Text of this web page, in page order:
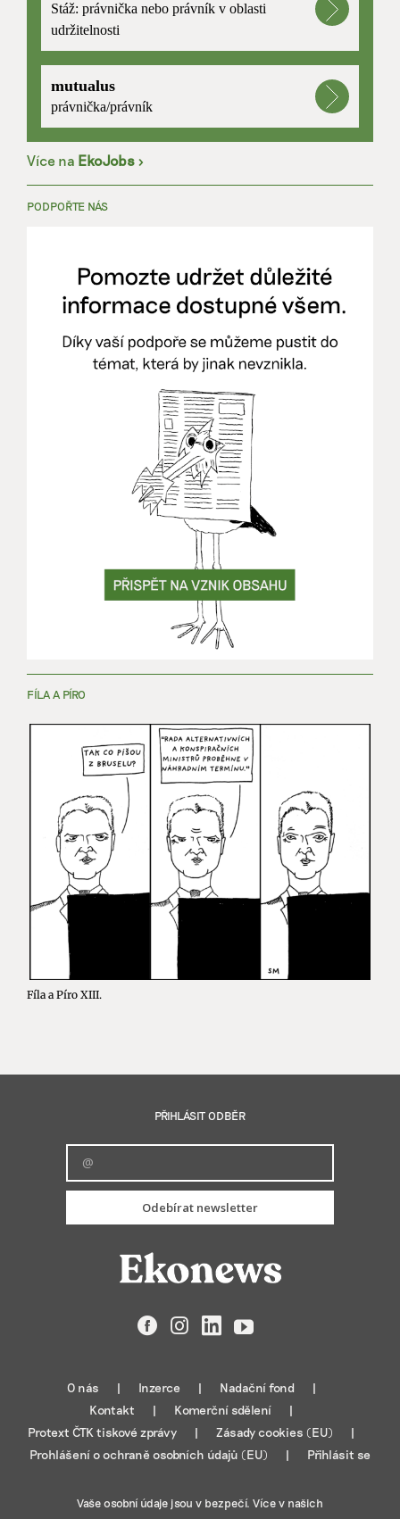
Stáž: právnička nebo právník v oblasti
udržitelnosti
mutualus
právnička/právník
Více na EkoJobs >
PODPOŘTE NÁS
FÍLA A PÍRO
Fíla a Píro XIII.
PŘIHLÁSIT ODBĚR
Odebírat newsletter
FacebookInstagramLinkedIn
YouTube
O nás Inzerce
Nadační fond
Kontakt
Komerční sdělení
Protext ČTK tiskové zprávy
Zásady cookies (EU)
Prohlášení o ochraně osobních údajů (EU)
Přihlásit se
Vaše osobní údaje jsou v bezpečí. Více v našich